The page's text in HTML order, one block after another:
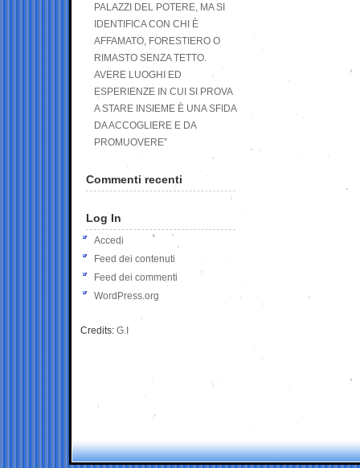
PALAZZI DEL POTERE, MA SI
IDENTIFICA CON CHI È
AFFAMATO, FORESTIERO O
RIMASTO SENZA TETTO.
AVERE LUOGHI ED
ESPERIENZE IN CUI SI PROVA
A STARE INSIEME È UNA SFIDA
DA ACCOGLIERE E DA
PROMUOVERE”
Commenti recenti
Log In
Accedi
Feed dei contenuti
Feed dei commenti
WordPress.org
Credits: G.I